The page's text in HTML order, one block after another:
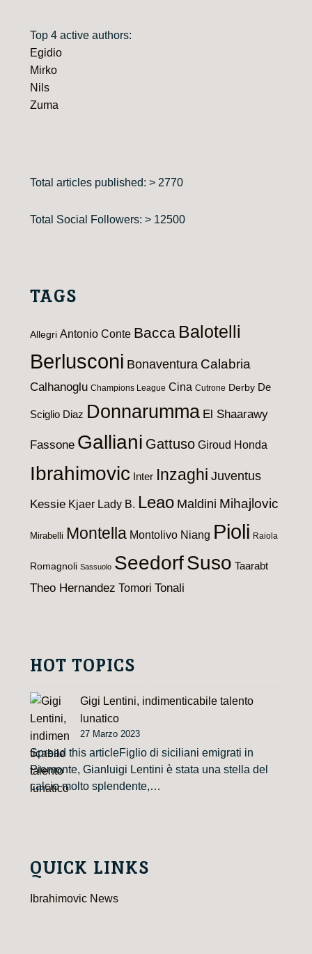
Top 4 active authors:
Egidio
Mirko
Nils
Zuma
Total articles published: > 2770
Total Social Followers: > 12500
TAGS
Allegri Antonio Conte Bacca Balotelli
Berlusconi Bonaventura Calabria
Calhanoglu Champions League Cina Cutrone Derby De
Sciglio Diaz Donnarumma El Shaarawy
Fassone Galliani Gattuso Giroud Honda
Ibrahimovic Inter Inzaghi Juventus
Kessie Kjaer Lady B. Leao Maldini Mihajlovic
Mirabelli Montella Montolivo Niang Pioli Raiola
Romagnoli Sassuolo SeedorfSuso Taarabt
Theo Hernandez Tomori Tonali
HOT TOPICS
Gigi Lentini, indimenticabile talento
lunatico
27 Marzo 2023
Spread this articleFiglio di siciliani emigrati in
Piemonte, Gianluigi Lentini è stata una stella del
calcio molto splendente,…
QUICK LINKS
Ibrahimovic News